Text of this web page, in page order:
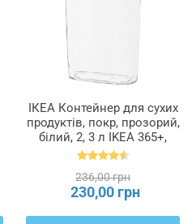
ІКЕА Контейнер для сухих
продуктів, покр, прозорий,
білий, 2, 3 л IKEA 365+,
900.667.08
236,00 грн
230,00 грн